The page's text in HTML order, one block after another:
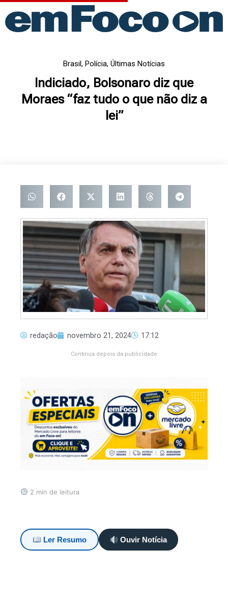
para
Brasil, Polícia, Últimas Notícias
Indiciado, Bolsonaro diz que
Moraes “faz tudo o que não diz a
lei”
redação novembro 21, 2024 17:12
Continua depois da publicidade
2 min de leitura
Ler Resumo Ouvir Notícia